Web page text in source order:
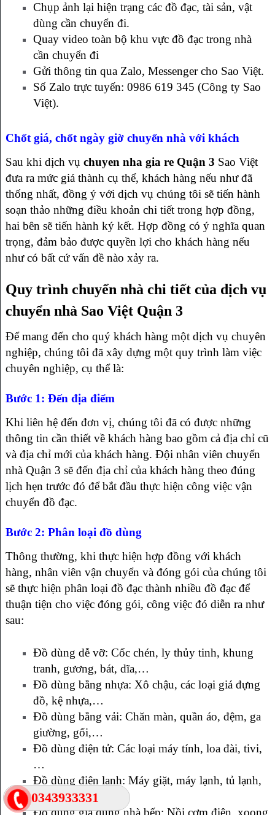
0343933331
Chụp ảnh lại hiện trạng các đồ đạc, tài sản, vật
dùng cần chuyển đi.
Quay video toàn bộ khu vực đồ đạc trong nhà
cần chuyển đi
Gửi thông tin qua Zalo, Messenger cho Sao Việt.
Số Zalo trực tuyến: 0986 619 345 (Công ty Sao
Việt).
Chốt giá, chốt ngày giờ chuyển nhà với khách
Sau khi dịch vụ chuyen nha gia re Quận 3 Sao Việt
đưa ra mức giá thành cụ thể, khách hàng nếu như đã
thống nhất, đồng ý với dịch vụ chúng tôi sẽ tiến hành
soạn thảo những điều khoản chi tiết trong hợp đồng,
hai bên sẽ tiến hành ký kết. Hợp đồng có ý nghĩa quan
trọng, đảm bảo được quyền lợi cho khách hàng nếu
như có bất cứ vấn đề nào xảy ra.
Quy trình chuyển nhà chi tiết của dịch vụ
chuyển nhà Sao Việt Quận 3
Để mang đến cho quý khách hàng một dịch vụ chuyên
nghiệp, chúng tôi đã xây dựng một quy trình làm việc
chuyên nghiệp, cụ thể là:
Bước 1: Đến địa điểm
Khi liên hệ đến đơn vị, chúng tôi đã có được những
thông tin cần thiết về khách hàng bao gồm cả địa chỉ cũ
và địa chỉ mới của khách hàng. Đội nhân viên chuyển
nhà Quận 3 sẽ đến địa chỉ của khách hàng theo đúng
lịch hẹn trước đó để bắt đầu thực hiện công việc vận
chuyển đồ đạc.
Bước 2: Phân loại đồ dùng
Thông thường, khi thực hiện hợp đồng với khách
hàng, nhân viên vận chuyển và đóng gói của chúng tôi
sẽ thực hiện phân loại đồ đạc thành nhiều đồ đạc để
thuận tiện cho việc đóng gói, công việc đó diễn ra như
sau:
Đồ dùng dễ vỡ: Cốc chén, ly thủy tinh, khung
tranh, gương, bát, dĩa,…
Đồ dùng bằng nhựa: Xô chậu, các loại giá đựng
đồ, kệ nhựa,…
Đồ dùng bằng vải: Chăn màn, quần áo, đệm, ga
giường, gối,…
Đồ dùng điện tử: Các loại máy tính, loa đài, tivi,
…
Đồ dùng điện lạnh: Máy giặt, máy lạnh, tủ lạnh,
bình nóng lạnh,…
Đồ dùng gia dụng nhà bếp: Nồi cơm điện, xoong